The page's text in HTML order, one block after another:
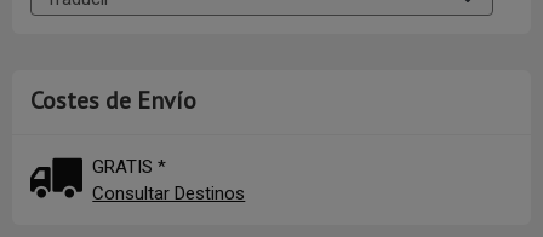
Costes de Envío
GRATIS *
Consultar Destinos